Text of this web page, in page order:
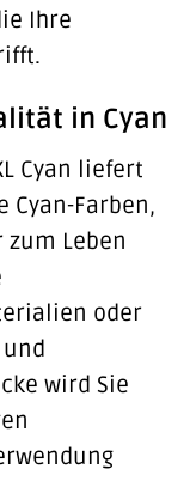
Ihre
in Cyan
Cyan liefert
Cyan-Farben,
Leben
oder
wird Sie